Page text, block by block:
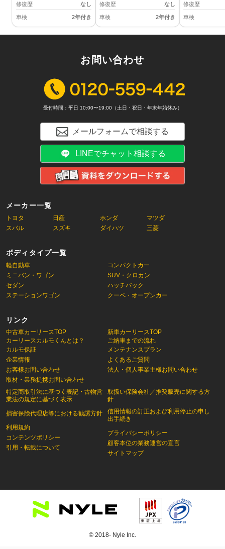
修復歴 なし
車検 2年付き
修復歴 なし
車検 2年付き
修復歴
車検
メーカー一覧
トヨタ 日産 ホンダ
マツダ
スバル
スズキ ダイハツ 三菱
ボディタイプ一覧
軽自動車
コンパクトカー
ミニバン・ワゴン
SUV・クロカン
セダン
ハッチバック
ステーションワゴン
クーペ・オープンカー
リンク
中古車カーリースTOP
カーリースカルモくんとは？
新車カーリースTOP
ご納車までの流れ
カルモ保証
企業情報
お客様お問い合わせ
取材・業務提携お問い合わせ
特定商取引法に基づく表記・古物営
業法の規定に基づく表示
損害保険代理店等における勧誘方針
利用規約
コンテンツポリシー
引用・転載について
メンテナンスプラン
よくあるご質問
法人・個人事業主様お問い合わせ
取扱い保険会社／推奨販売に関する方
針
信用情報の訂正および利用停止の申し
出手続き
プライバシーポリシー
顧客本位の業務運営の宣言
サイトマップ
お問い合わせ
受付時間：平日 10:00〜19:00（土日・祝日・年末年始休み）
メールフォームで相談する
LINEでチャット相談する
© 2018- Nyle Inc.